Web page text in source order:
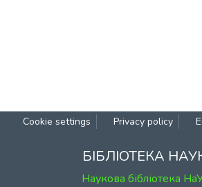
Cookie settings Privacy policy
БІБЛІОТЕКА
Наукова бібліотека